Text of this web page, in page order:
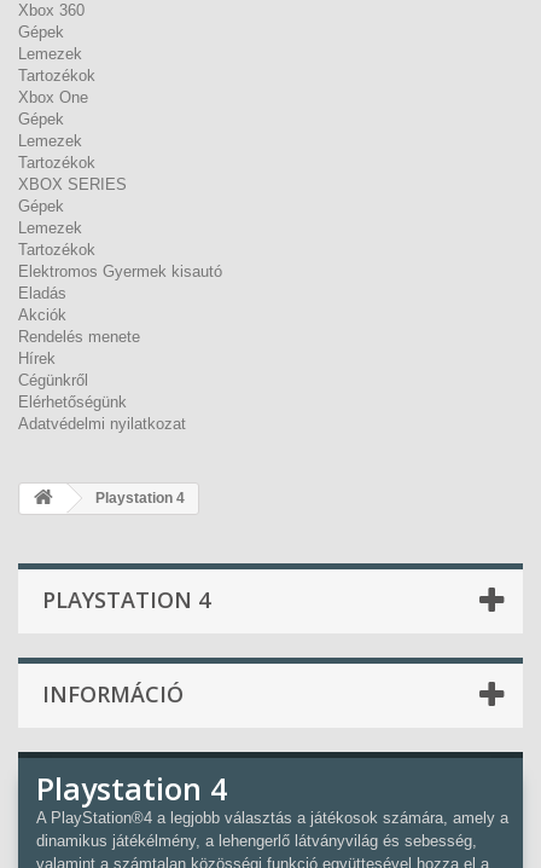
Xbox 360
Gépek
Lemezek
Tartozékok
Xbox One
Gépek
Lemezek
Tartozékok
XBOX SERIES
Gépek
Lemezek
Tartozékok
Elektromos Gyermek kisautó
Eladás
Akciók
Rendelés menete
Hírek
Cégünkről
Elérhetőségünk
Adatvédelmi nyilatkozat
Playstation 4
PLAYSTATION 4
INFORMÁCIÓ
Playstation 4
A PlayStation®4 a legjobb választás a játékosok számára, amely a
dinamikus játékélmény, a lehengerlő látványvilág és sebesség,
valamint a számtalan közösségi funkció együttesével hozza el a